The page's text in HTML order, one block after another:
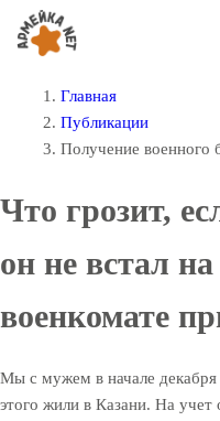
Главная
Публикации
Получение военного
Что грозит,
он не встал
военкомате
Мы с мужем в начале декабря
этого жили в Казани. На учет